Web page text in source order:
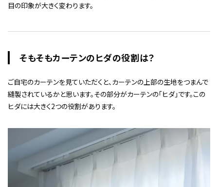
目の印象が大きく変わります。
そもそもカーテンのヒダの役割は？
ご自宅のカーテンを見ていただくと、カーテンの上部の生地をつまんで
縫製されているかと思います。その部分がカーテンの「ヒダ」です。この
ヒダには大きく2つの役割があります。